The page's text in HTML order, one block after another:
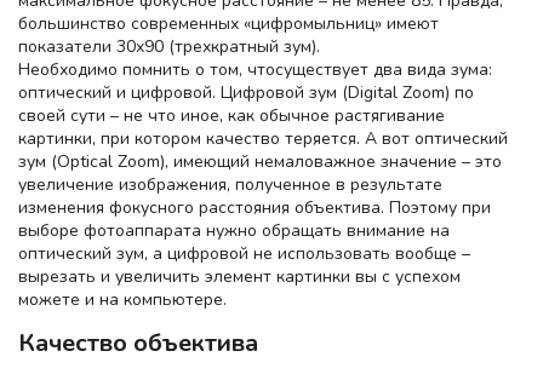
большинство современных «цифромыльниц» имеют
показатели 30х90 (трехкратный зум).
Необходимо помнить о том, чтосуществует два вида зума:
оптический и цифровой. Цифровой зум (Digital Zoom) по
своей сути – не что иное, как обычное растягивание
картинки, при котором качество теряется. А вот оптический
зум (Optical Zoom), имеющий немаловажное значение – это
увеличение изображения, полученное в результате
изменения фокусного расстояния объектива. Поэтому при
выборе фотоаппарата нужно обращать внимание на
оптический зум, а цифровой не использовать вообще –
вырезать и увеличить элемент картинки вы с успехом
можете и на компьютере.
Качество объектива